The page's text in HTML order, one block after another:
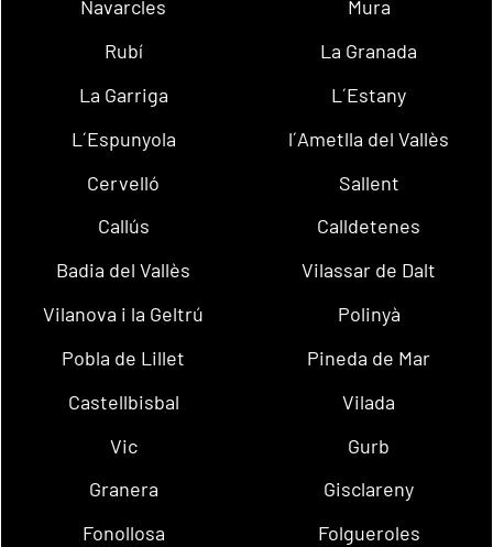
Navarcles
Mura
Rubí
La Granada
La Garriga
L´Estany
L´Espunyola
l´Ametlla del Vallès
Cervelló
Sallent
Callús
Calldetenes
Badia del Vallès
Vilassar de Dalt
Vilanova i la Geltrú
Polinyà
Pobla de Lillet
Pineda de Mar
Castellbisbal
Vilada
Vic
Gurb
Granera
Gisclareny
Fonollosa
Folgueroles